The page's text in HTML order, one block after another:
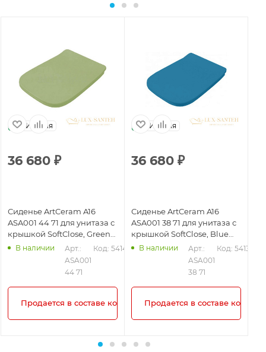
Италия
36 680 ₽
Сиденье ArtCeram A16
ASA001 44 71 для унитаза с
крышкой SoftClose, Green
Salvia Matt
В наличии
Арт.:
ASA001
44 71
Код: 54140
Продается в составе комплекта!
Италия
36 680 ₽
Сиденье ArtCeram A16
ASA001 38 71 для унитаза с
крышкой SoftClose, Blue
Avio Matt
В наличии
Арт.:
ASA001
38 71
Код: 54136
Продается в составе